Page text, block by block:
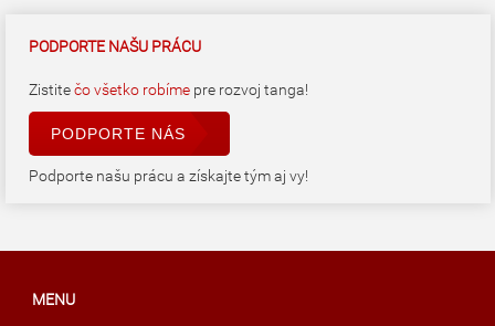
PODPORTE NAŠU PRÁCU
Zistitečo všetko robíme pre rozvoj tanga!
PODPORTE NÁS
Podporte našu prácu a získajte tým aj vy!
MENU